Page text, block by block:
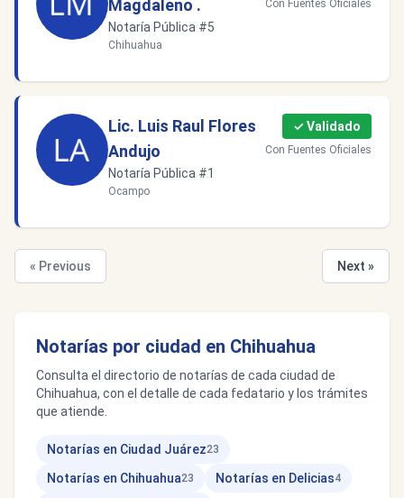
Magdaleno .
Notaría Pública #5
Chihuahua
Con Fuentes Oficiales
Lic. Luis Raul Flores
Andujo
Notaría Pública #1
Ocampo
✓ Validado
Con Fuentes Oficiales
« Previous Next »
Notarías por ciudad en Chihuahua
Consulta el directorio de notarías de cada ciudad de
Chihuahua, con el detalle de cada fedatario y los trámites
que atiende.
Notarías en Ciudad Juárez23
Notarías en Chihuahua23 Notarías en Delicias4